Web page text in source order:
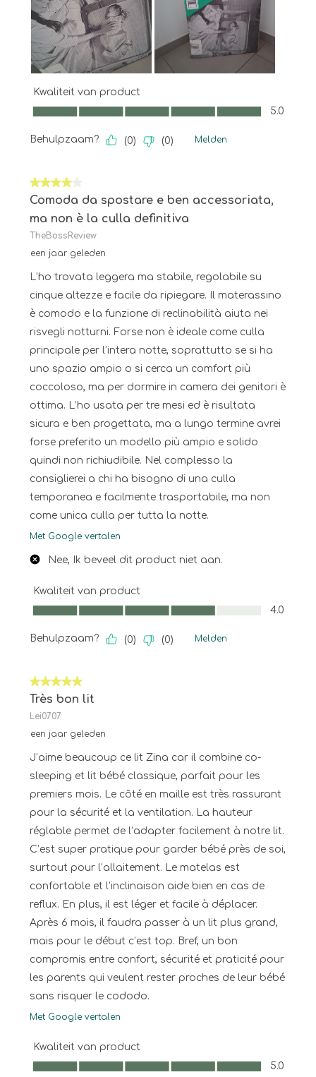
Kwaliteit van product
Kwaliteit van product, 5.0 van 5
5.0
Behulpzaam? (0) (0) Melden
4 van 5 sterren.
Comoda da spostare e ben accessoriata,
ma non è la culla definitiva
TheBossReview
een jaar geleden
L’ho trovata leggera ma stabile, regolabile su
cinque altezze e facile da ripiegare. Il materassino
è comodo e la funzione di reclinabilità aiuta nei
risvegli notturni. Forse non è ideale come culla
principale per l’intera notte, soprattutto se si ha
uno spazio ampio o si cerca un comfort più
coccoloso, ma per dormire in camera dei genitori è
ottima. L’ho usata per tre mesi ed è risultata
sicura e ben progettata, ma a lungo termine avrei
forse preferito un modello più ampio e solido
quindi non richiudibile. Nel complesso la
consiglierei a chi ha bisogno di una culla
temporanea e facilmente trasportabile, ma non
come unica culla per tutta la notte.
Met Google vertalen
Nee, Ik beveel dit product niet aan.
Kwaliteit van product
Kwaliteit van product, 4.0 van 5
4.0
Behulpzaam? (0) (0) Melden
5 van 5 sterren.
Très bon lit
Lei0707
een jaar geleden
J’aime beaucoup ce lit Zina car il combine co-
sleeping et lit bébé classique, parfait pour les
premiers mois. Le côté en maille est très rassurant
pour la sécurité et la ventilation. La hauteur
réglable permet de l’adapter facilement à notre lit.
C’est super pratique pour garder bébé près de soi,
surtout pour l’allaitement. Le matelas est
confortable et l’inclinaison aide bien en cas de
reflux. En plus, il est léger et facile à déplacer.
Après 6 mois, il faudra passer à un lit plus grand,
mais pour le début c’est top. Bref, un bon
compromis entre confort, sécurité et praticité pour
les parents qui veulent rester proches de leur bébé
sans risquer le cododo.
Met Google vertalen
Kwaliteit van product
Kwaliteit van product, 5.0 van 5
5.0